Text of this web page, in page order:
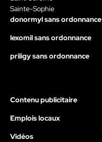
Sainte-Sophie
donormyl sans ordonnance
lexomil sans ordonnance
priligy sans ordonnance
Contenu publicitaire
Emplois locaux
Vidéos